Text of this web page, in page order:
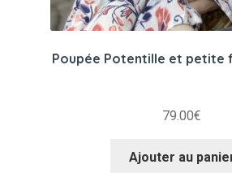
Poupée Potentille et petite
79.00€
Ajouter au